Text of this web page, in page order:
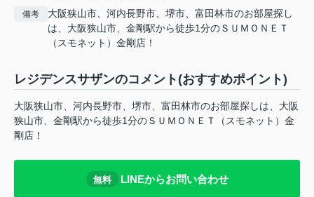
備考
大阪狭山市、河内長野市、堺市、富田林市のお部屋探し
は、大阪狭山市、金剛駅から徒歩1分のＳＵＭＯＮＥＴ
（スモネット）金剛店！
レジデンスサザンのコメント(おすすめポイント)
大阪狭山市、河内長野市、堺市、富田林市のお部屋探しは、大阪
狭山市、金剛駅から徒歩1分のＳＵＭＯＮＥＴ（スモネット）金
剛店！
無料 LINEからお問い合わせ